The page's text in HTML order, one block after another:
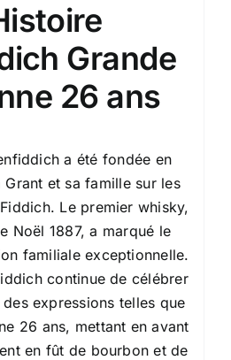
Grande
26 ans
a été fondée en
et sa famille sur les
Le premier whisky,
Noël 1887, a marqué le
familiale exceptionnelle.
continue de célébrer
expressions telles que
26 ans, mettant en avant
en fût de bourbon et de